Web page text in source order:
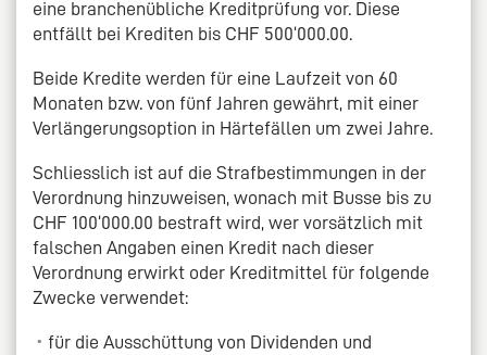
eine branchenübliche Kreditprüfung vor. Diese
entfällt bei Krediten bis CHF 500‘000.00.
Beide Kredite werden für eine Laufzeit von 60
Monaten bzw. von fünf Jahren gewährt, mit einer
Verlängerungsoption in Härtefällen um zwei Jahre.
Schliesslich ist auf die Strafbestimmungen in der
Verordnung hinzuweisen, wonach mit Busse bis zu
CHF 100‘000.00 bestraft wird, wer vorsätzlich mit
falschen Angaben einen Kredit nach dieser
Verordnung erwirkt oder Kreditmittel für folgende
Zwecke verwendet:
für die Ausschüttung von Dividenden und